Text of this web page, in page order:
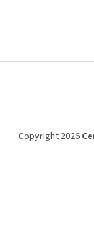
Copyright 2026